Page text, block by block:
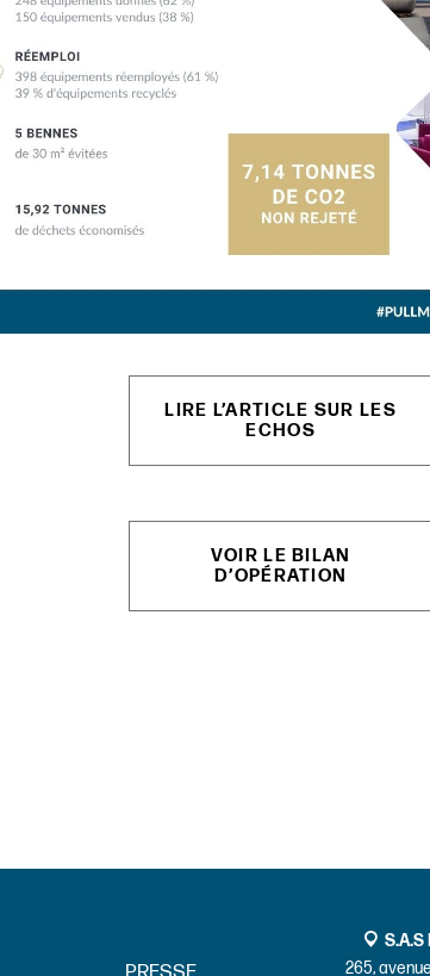
LIRE L’ARTICLE SUR LES
ECHOS
VOIR LE BILAN
D’OPÉRATION
S.A.S
265,